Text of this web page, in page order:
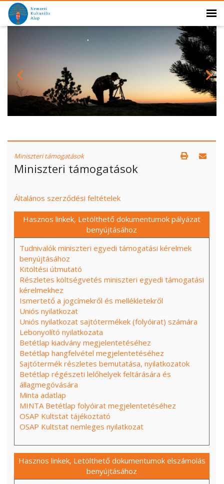
Miniszteri támogatások
Miniszteri támogatások
Általános szerződési feltételek
Hasznos linkek, Letölthető dokumentumok pályázat
benyújtásához
Tudnivalók miniszteri egyedi támogatási kérelmek
benyújtásához
Kitöltési útmutató
Részletes költségvetés miniszteri egyedi támogatási
kérelmekhez
Ismertető a jogcímekről és mellékletekről
Uniós nyilatkozat
Uniós nyilatkozat sajtótermékek (folyóirat) számára
Lebonyolító nyilatkozata
Betétlap kiadvány megjelentetéséhez
Betétlap hangfelvétel megjelentetéséhez
Sajtótermék részletes bemutatása, nyilatkozatok
Betétlap régészeti lelőhelyek feltárására és
állagmegóvására
Minta adatlap
MINTA Betétlap folyóirat megjelentetéséhez
OSAP Kultstat tájékoztató
OSAP Kultstat nemleges nyilatkozat
Hasznos linkek, Letölthető dokumentumok elszámolás
benyújtásához